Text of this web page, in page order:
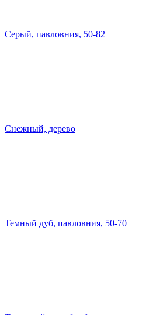
Серый, павловния, 50-82
Снежный, дерево
Темный дуб, павловния, 50-70